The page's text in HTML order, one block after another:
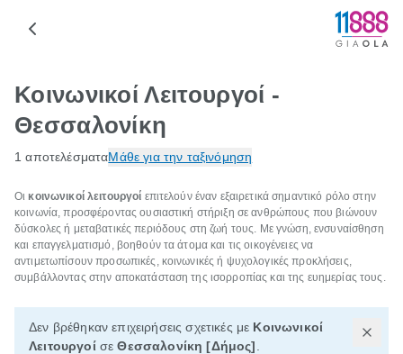
Κοινωνικοί Λειτουργοί -
Θεσσαλονίκη
1 αποτελέσματαΜάθε για την ταξινόμηση
Οι κοινωνικοί λειτουργοί επιτελούν έναν εξαιρετικά σημαντικό ρόλο στην
κοινωνία, προσφέροντας ουσιαστική στήριξη σε ανθρώπους που βιώνουν
δύσκολες ή μεταβατικές περιόδους στη ζωή τους. Με γνώση, ενσυναίσθηση
και επαγγελματισμό, βοηθούν τα άτομα και τις οικογένειες να
αντιμετωπίσουν προσωπικές, κοινωνικές ή ψυχολογικές προκλήσεις,
συμβάλλοντας στην αποκατάσταση της ισορροπίας και της ευημερίας τους.
Δεν βρέθηκαν επιχειρήσεις σχετικές με Κοινωνικοί
ΛειτουργοίσεΘεσσαλονίκη [Δήμος]